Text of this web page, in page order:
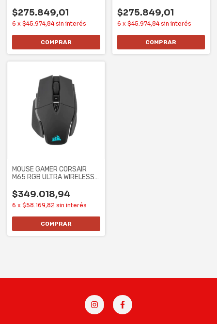
$275.849,01
6 x $45.974,84 sin interés
$275.849,01
6 x $45.974,84 sin interés
MOUSE GAMER CORSAIR
M65 RGB ULTRA WIRELESS
$349.018,94
6 x $58.169,82 sin interés